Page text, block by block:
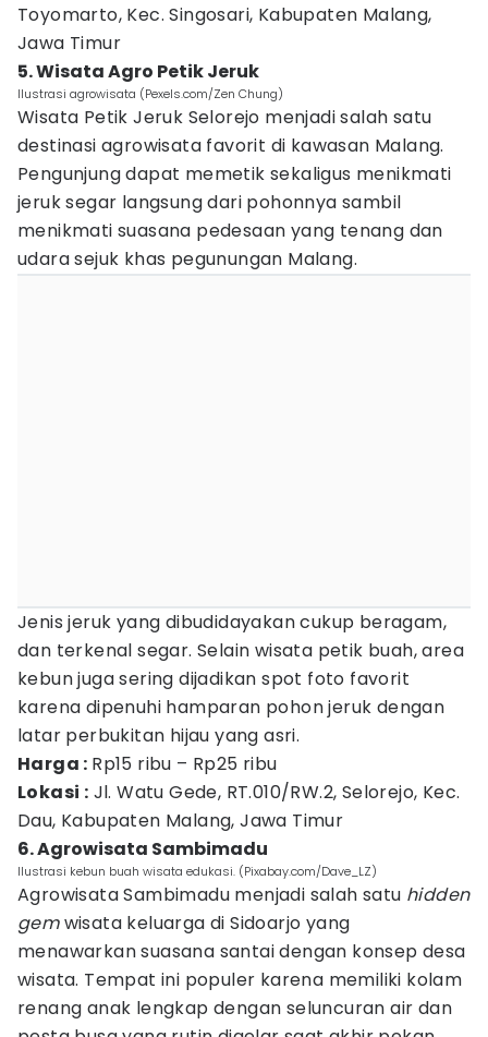
Toyomarto, Kec. Singosari, Kabupaten Malang,
Jawa Timur
5. Wisata Agro Petik Jeruk
Ilustrasi agrowisata (Pexels.com/Zen Chung)
Wisata Petik Jeruk Selorejo menjadi salah satu
destinasi agrowisata favorit di kawasan Malang.
Pengunjung dapat memetik sekaligus menikmati
jeruk segar langsung dari pohonnya sambil
menikmati suasana pedesaan yang tenang dan
udara sejuk khas pegunungan Malang.
Jenis jeruk yang dibudidayakan cukup beragam,
dan terkenal segar. Selain wisata petik buah, area
kebun juga sering dijadikan spot foto favorit
karena dipenuhi hamparan pohon jeruk dengan
latar perbukitan hijau yang asri.
Harga : Rp15 ribu – Rp25 ribu
Lokasi : Jl. Watu Gede, RT.010/RW.2, Selorejo, Kec.
Dau, Kabupaten Malang, Jawa Timur
6. Agrowisata Sambimadu
Ilustrasi kebun buah wisata edukasi. (Pixabay.com/Dave_LZ)
Agrowisata Sambimadu menjadi salah satu hidden
gemwisata keluarga di Sidoarjo yang
menawarkan suasana santai dengan konsep desa
wisata. Tempat ini populer karena memiliki kolam
renang anak lengkap dengan seluncuran air dan